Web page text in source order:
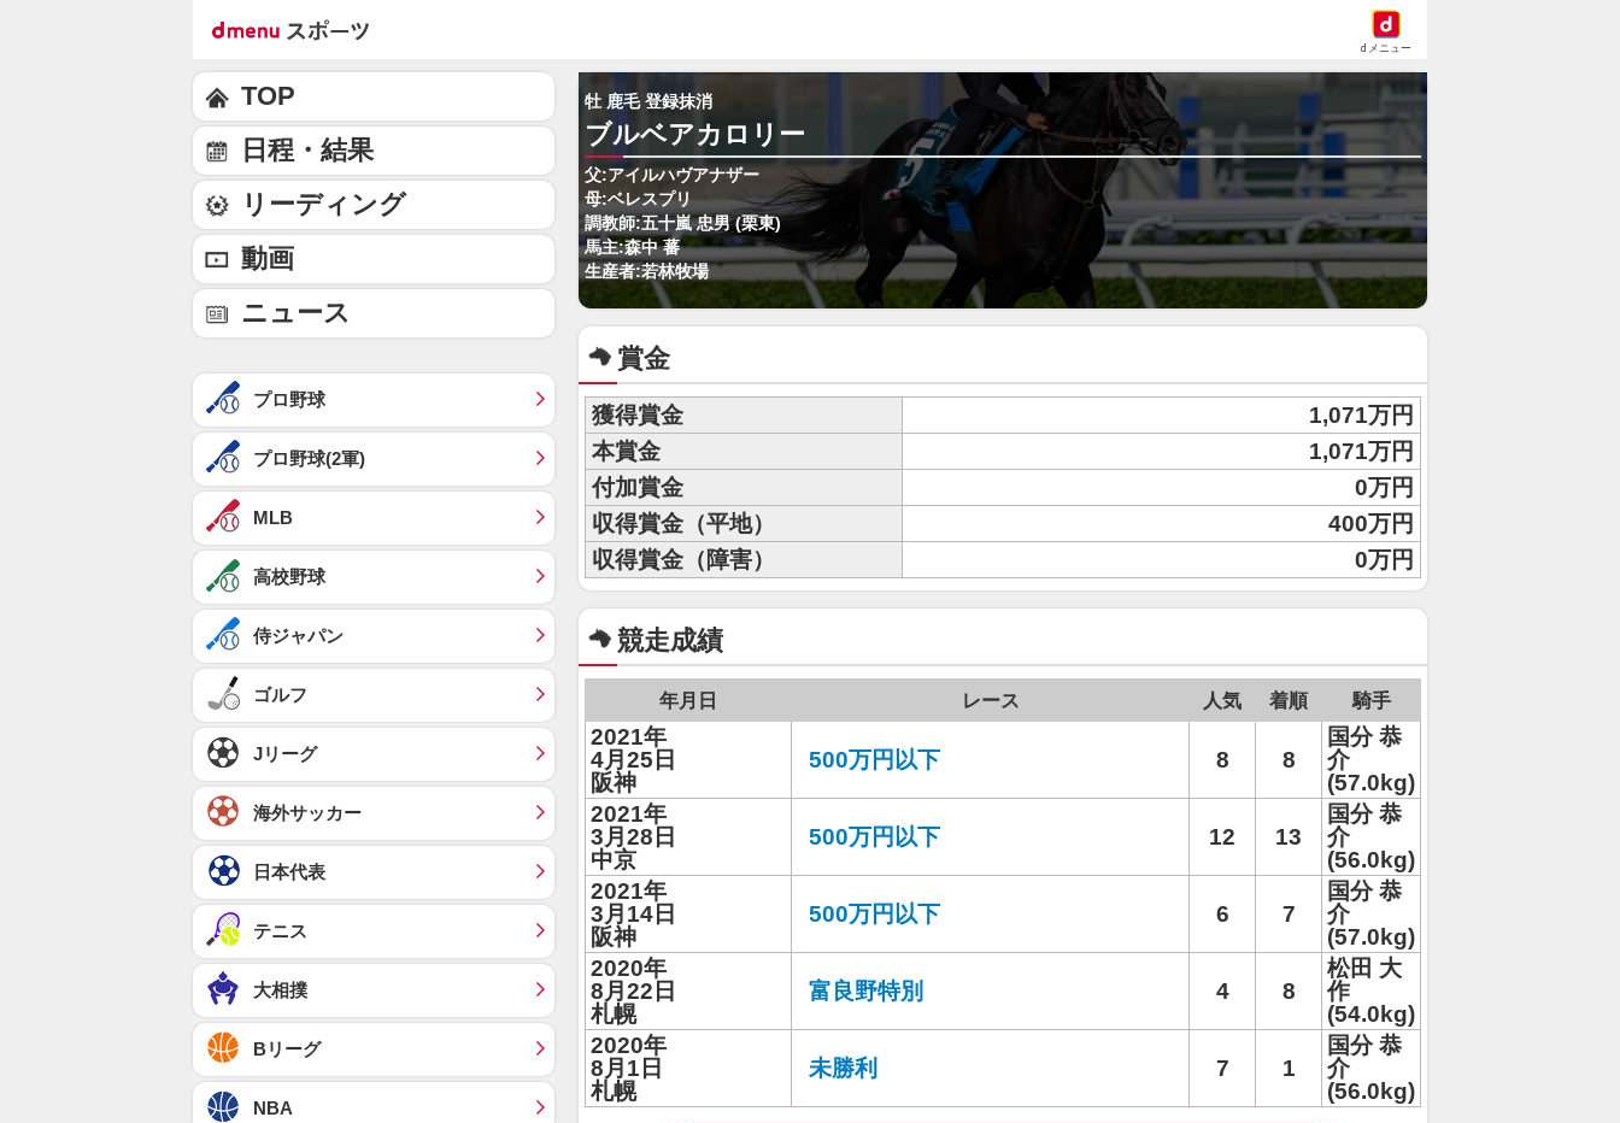
dメニュー
牡 鹿毛 登録抹消
ブルベアカロリー
父:アイルハヴアナザー
母:ベレスプリ
調教師:五十嵐 忠男 (栗東)
馬主:森中 蕃
生産者:若林牧場
賞金
獲得賞金
1,071万円
本賞金
1,071万円
付加賞金
0万円
収得賞金（平地）
400万円
収得賞金（障害）
0万円
競走成績
年月日 レース 人気 着順 騎手
2021年
4月25日
阪神
500万円以下 8 8
国分 恭
介
(57.0kg)
2021年
3月28日
中京
500万円以下 12 13
国分 恭
介
(56.0kg)
2021年
3月14日
阪神
500万円以下 6 7
国分 恭
介
(57.0kg)
2020年
8月22日
札幌
富良野特別 4 8
松田 大
作
(54.0kg)
2020年
8月1日
札幌
未勝利 7 1
国分 恭
介
(56.0kg)
TOP
日程・結果
リーディング
動画
ニュース
プロ野球
プロ野球(2軍)
MLB
高校野球
侍ジャパン
ゴルフ
Jリーグ
海外サッカー
日本代表
テニス
大相撲
Bリーグ
NBA